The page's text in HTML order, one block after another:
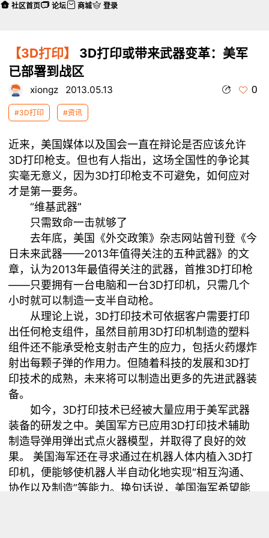
【3D打印】
3D打印或带来武器变革：美军
已部署到战区
xiongz 2013.05.13 0
#3D打印 #资讯
近来，美国媒体以及国会一直在辩论是否应该允许
3D打印枪支。但也有人指出，这场全国性的争论其
实毫无意义，因为3D打印枪支不可避免，如何应对
才是第一要务。
“维基武器”
只需致命一击就够了
去年底，美国《外交政策》杂志网站曾刊登《今
日未来武器——2013年值得关注的五种武器》的文
章，认为2013年最值得关注的武器，首推3D打印枪
——只要拥有一台电脑和一台3D打印机，只需几个
小时就可以制造一支半自动枪。
从理论上说，3D打印技术可依据客户需要打印
出任何枪支组件，虽然目前用3D打印机制造的塑料
组件还不能承受枪支射击产生的应力，包括火药爆炸
射出每颗子弹的作用力。但随着科技的发展和3D打
印技术的成熟，未来将可以制造出更多的先进武器装
备。
如今，3D打印技术已经被大量应用于美军武器
装备的研发之中。美国军方已应用3D打印技术辅助
制造导弹用弹出式点火器模型，并取得了良好的效
果。 美国海军还在寻求通过在机器人体内植入3D打
印机，便能够使机器人半自动化地实现“相互沟通、
协作以及制造”等能力。换句话说，美国海军希望能
社区首页 论坛 商城 登录